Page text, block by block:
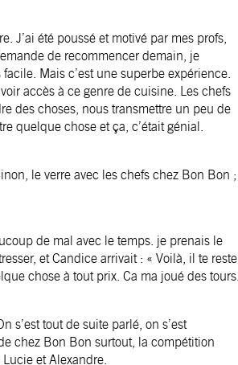
J’ai été poussé et motivé par mes profs,
de recommencer demain, je
Mais c’est une superbe expérience.
accès à ce genre de cuisine. Les chefs
des choses, nous transmettre un peu de
quelque chose et ça, c’était génial.
le verre avec les chefs chez Bon Bon ;
de mal avec le temps. je prenais le
et Candice arrivait : « Voilà, il te reste
chose à tout prix. Ca ma joué des tours.
s’est tout de suite parlé, on s’est
chez Bon Bon surtout, la compétition
et Alexandre.